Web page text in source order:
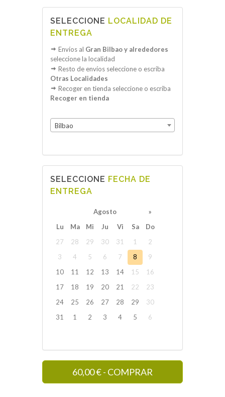
SELECCIONE LOCALIDAD DE
ENTREGA
Envíos al Gran Bilbao y alrededores
seleccione la localidad
Resto de envíos seleccione o escriba
Otras Localidades
Recoger en tienda seleccione o escriba
Recoger en tienda
Bilbao
SELECCIONE FECHA DE
ENTREGA
Agosto
»
Lu
Ma Mi Ju Vi Sa
Do
27
28 29 30 31 1
2
3
4 5 6 7 8
9
10
11 12 13 14 15
16
17
18 19 20 21 22
23
24
25 26 27 28 29
30
31
1 2 3 4 5 6
60,00€- COMPRAR